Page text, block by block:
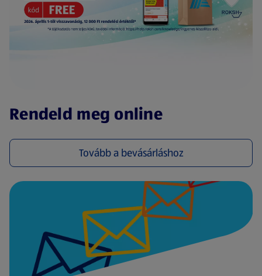
Rendeld meg online
Tovább a bevásárláshoz
(új oldalon nyílik meg)